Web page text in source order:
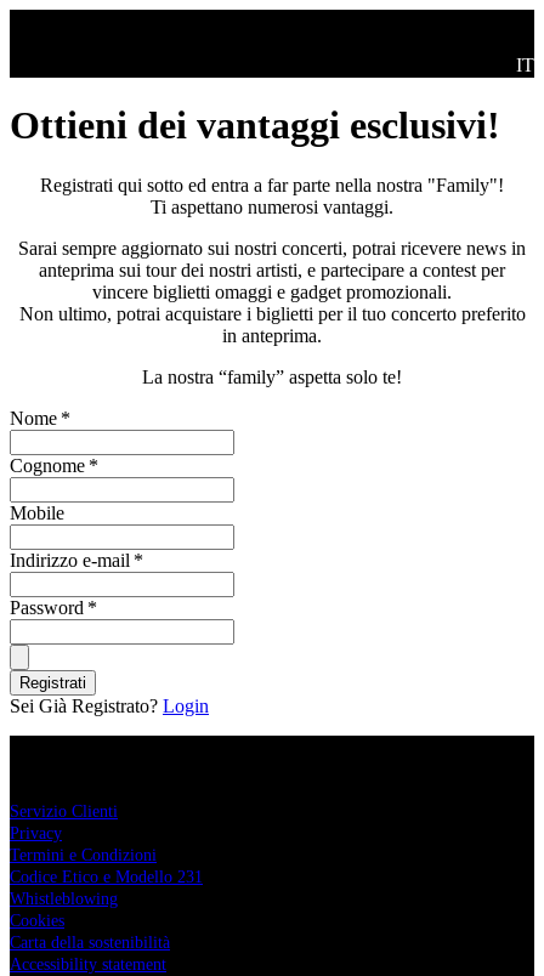
IT
Ottieni dei vantaggi esclusivi!
Registrati qui sotto ed entra a far parte nella nostra "Family"!
Ti aspettano numerosi vantaggi.
Sarai sempre aggiornato sui nostri concerti, potrai ricevere news in
anteprima sui tour dei nostri artisti, e partecipare a contest per
vincere biglietti omaggi e gadget promozionali.
Non ultimo, potrai acquistare i biglietti per il tuo concerto preferito
in anteprima.
La nostra “family” aspetta solo te!
Nome *
Cognome *
Mobile
Indirizzo e-mail *
Password *
Registrati
Sei Già Registrato? Login
Servizio Clienti
Privacy
Termini e Condizioni
Codice Etico e Modello 231
Whistleblowing
Cookies
Carta della sostenibilità
Accessibility statement